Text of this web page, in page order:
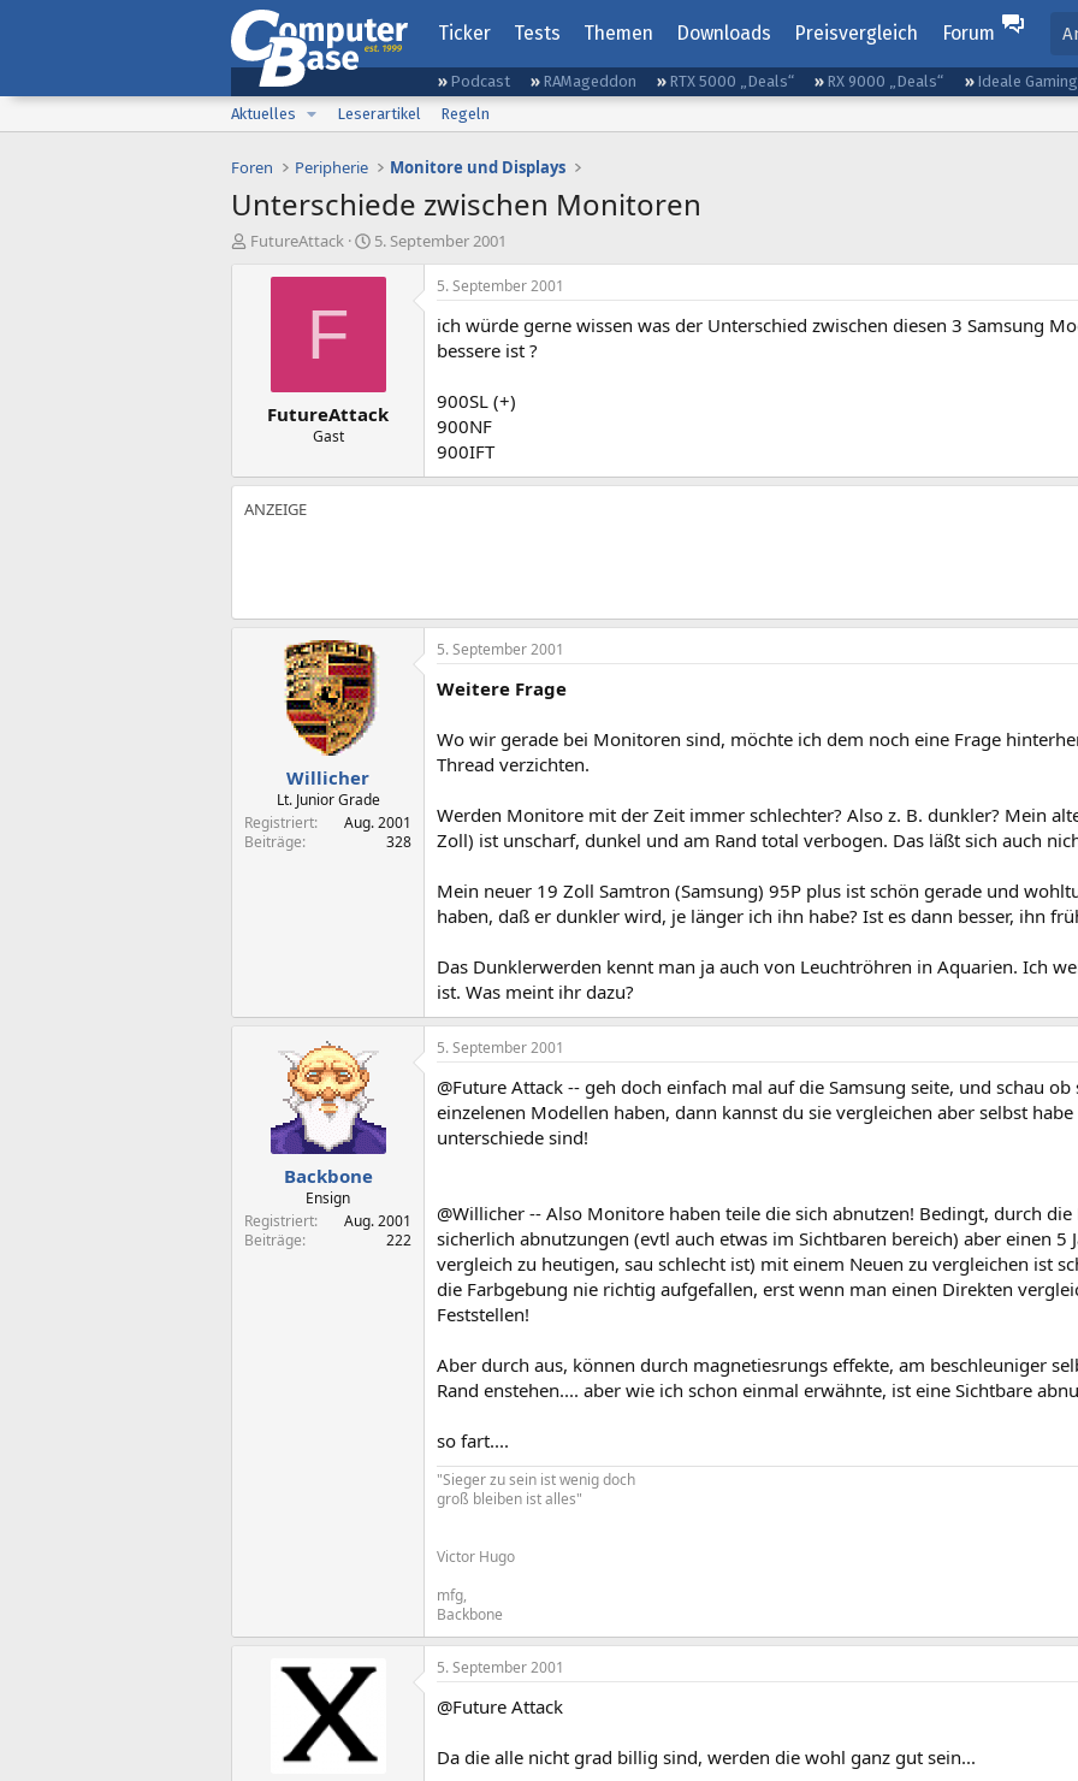
Ticker Tests Themen Downloads Preisvergleich Forum
Podcast RAMageddon RTX 5000 „Deals“ RX 9000 „Deals“ Ideale
Aktuelles
Leserartikel Regeln
Foren Peripherie Monitore und Displays
Unterschiede zwischen Monitoren
E
FutureAttack
E
s
t
a
5. September 2001
F
FutureAttack
Gast
5. September 2001
ich würde gerne wissen was der Unterschied zwischen diesen 3 Samsung
bessere ist ?
900SL (+)
900NF
900IFT
Willicher
Lt. Junior Grade
Registriert
Aug. 2001
Beiträge
328
5. September 2001
Weitere Frage
Wo wir gerade bei Monitoren sind, möchte ich dem noch eine Frage
Thread verzichten.
Werden Monitore mit der Zeit immer schlechter? Also z. B. dunkler? Mein
Zoll) ist unscharf, dunkel und am Rand total verbogen. Das läßt sich auch
Mein neuer 19 Zoll Samtron (Samsung) 95P plus ist schön gerade und
haben, daß er dunkler wird, je länger ich ihn habe? Ist es dann besser, ihn
Das Dunklerwerden kennt man ja auch von Leuchtröhren in Aquarien. Ich
ist. Was meint ihr dazu?
Backbone
Ensign
Registriert
Aug. 2001
Beiträge
222
5. September 2001
@Future Attack -- geh doch einfach mal auf die Samsung seite, und schau
einzelenen Modellen haben, dann kannst du sie vergleichen aber selbst
unterschiede sind!
@Willicher -- Also Monitore haben teile die sich abnutzen! Bedingt, durch
sicherlich abnutzungen (evtl auch etwas im Sichtbaren bereich) aber einen 5
vergleich zu heutigen, sau schlecht ist) mit einem Neuen zu vergleichen ist
die Farbgebung nie richtig aufgefallen, erst wenn man einen Direkten
Feststellen!
Aber durch aus, können durch magnetiesrungs effekte, am beschleuniger
Rand enstehen.... aber wie ich schon einmal erwähnte, ist eine Sichtbare
so fart....
"Sieger zu sein ist wenig doch
groß bleiben ist alles"
Victor Hugo
mfg,
Backbone
5. September 2001
@Future Attack
Da die alle nicht grad billig sind, werden die wohl ganz gut sein...